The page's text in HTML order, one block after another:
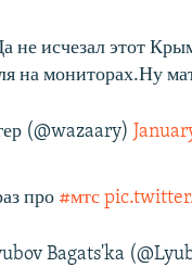
не исчезал этот
на мониторах.Ну
(@wazaary)
про #мтс
Bagats'ka